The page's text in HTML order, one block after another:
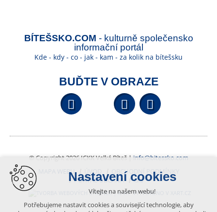
BÍTEŠSKO.COM - kulturně společensko
informační portál
Kde - kdy - co - jak - kam - za kolik na bítešsku
BUĎTE V OBRAZE
Facebook YouTube
© Copyright 2026 ICKK Velká Bíteš | info@bitessko.com
MAPA WEBU
ÚVOD
OBCHODNÍ PODMÍNKY
PORTÁL OBČANA
GIS
VYTVOŘENO V XART.CZ
Nastavení cookies
Vítejte na našem webu!
Potřebujeme nastavit cookies a související technologie, aby